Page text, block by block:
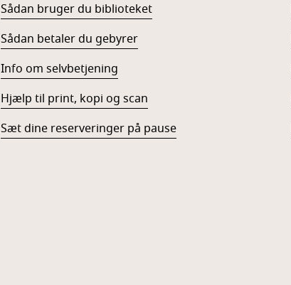
Sådan bruger du biblioteket
Sådan betaler du gebyrer
Info om selvbetjening
Hjælp til print, kopi og scan
Sæt dine reserveringer på pause